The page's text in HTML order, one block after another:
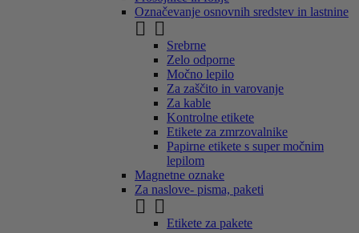
Označevanje osnovnih sredstev in lastnine
 
Srebrne
Zelo odporne
Močno lepilo
Za zaščito in varovanje
Za kable
Kontrolne etikete
Etikete za zmrzovalnike
Papirne etikete s super močnim
lepilom
Magnetne oznake
Za naslove- pisma, paketi
 
Etikete za pakete